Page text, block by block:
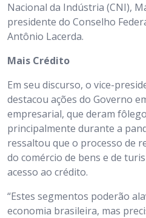
Nacional da Indústria (CNI),
presidente do Conselho
Antônio Lacerda.
Mais Crédito
Em seu discurso, o vice-
destacou ações do Governo
empresarial, que deram
principalmente durante a
ressaltou que o processo de
do comércio de bens e de
acesso ao crédito.
“Estes segmentos poderão
economia brasileira, mas